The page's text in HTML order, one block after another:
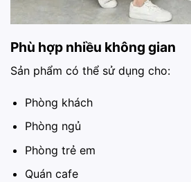
Phù hợp nhiều không gian
Sản phẩm có thể sử dụng cho:
Phòng khách
Phòng ngủ
Phòng trẻ em
Quán cafe